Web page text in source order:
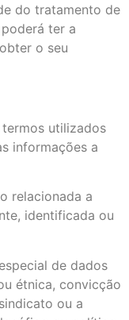
do tratamento de
poderá ter a
o seu
utilizados
informações a
relacionada a
identificada ou
de dados
étnica, convicção
ou a